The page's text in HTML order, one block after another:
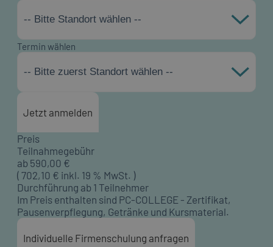
-- Bitte Standort wählen --
Termin wählen
-- Bitte zuerst Standort wählen --
Jetzt anmelden
Preis
Teilnahmegebühr
ab 590,00 €
( 702,10 € inkl. 19 % MwSt. )
Durchführung ab 1 Teilnehmer
Im Preis enthalten sind PC-COLLEGE - Zertifikat,
Pausenverpflegung, Getränke und Kursmaterial.
Individuelle Firmenschulung anfragen